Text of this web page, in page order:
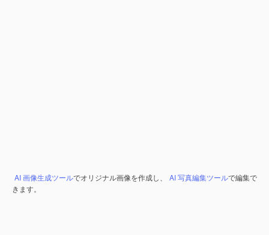
AI 画像生成ツールでオリジナル画像を作成し、 AI 写真編集ツールで編集で
きます。